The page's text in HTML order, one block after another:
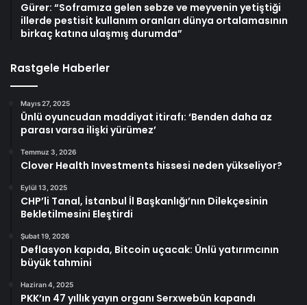
Gürer: “Soframıza gelen sebze ve meyvenin yetiştiği
illerde pestisit kullanım oranları dünya ortalamasının
birkaç katına ulaşmış durumda”
Rastgele Haberler
Mayıs 27, 2025
Ünlü oyuncudan maddiyat itirafı: ‘Benden daha az
parası varsa ilişki yürümez’
Temmuz 3, 2026
Clover Health Investments hissesi neden yükseliyor?
Eylül 13, 2025
CHP’li Tanal, İstanbul İl Başkanlığı’nın Dilekçesinin
Bekletilmesini Eleştirdi
Şubat 19, 2026
Deflasyon kapıda, Bitcoin uçacak: Ünlü yatırımcının
büyük tahmini
Haziran 4, 2025
PKK’ın 47 yıllık yayın organı Serxwebûn kapandı